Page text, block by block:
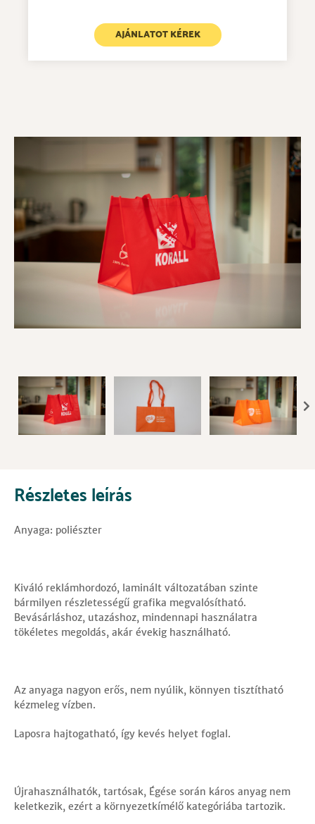
AJÁNLATOT KÉREK
Részletes leírás
Anyaga: poliészter
Kiváló reklámhordozó, laminált változatában szinte
bármilyen részletességű grafika megvalósítható.
Bevásárláshoz, utazáshoz, mindennapi használatra
tökéletes megoldás, akár évekig használható.
Az anyaga nagyon erős, nem nyúlik, könnyen tisztítható
kézmeleg vízben.
Laposra hajtogatható, így kevés helyet foglal.
Újrahasználhatók, tartósak, Égése során káros anyag nem
keletkezik, ezért a környezetkímélő kategóriába tartozik.